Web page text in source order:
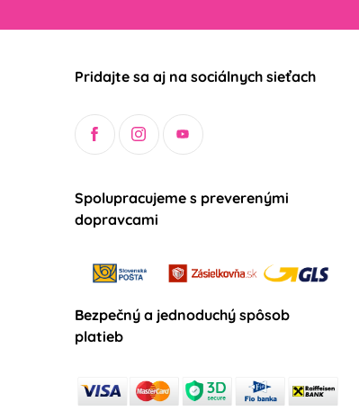
Pridajte sa aj na sociálnych sieťach
Spolupracujeme s preverenými
dopravcami
Bezpečný a jednoduchý spôsob
platieb